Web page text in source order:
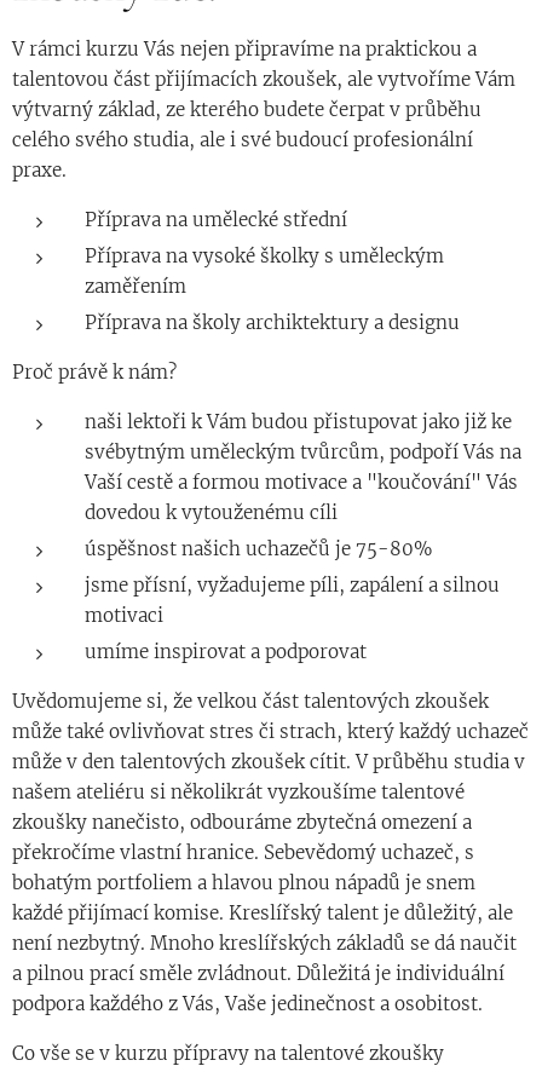
V rámci kurzu Vás nejen připravíme na praktickou a
talentovou část přijímacích zkoušek, ale vytvoříme Vám
výtvarný základ, ze kterého budete čerpat v průběhu
celého svého studia, ale i své budoucí profesionální
praxe.
Příprava na umělecké střední
Příprava na vysoké školky s uměleckým
zaměřením
Příprava na školy archiktektury a designu
Proč právě k nám?
naši lektoři k Vám budou přistupovat jako již ke
svébytným uměleckým tvůrcům, podpoří Vás na
Vaší cestě a formou motivace a "koučování" Vás
dovedou k vytouženému cíli
úspěšnost našich uchazečů je 75-80%
jsme přísní, vyžadujeme píli, zapálení a silnou
motivaci
umíme inspirovat a podporovat
Uvědomujeme si, že velkou část talentových zkoušek
může také ovlivňovat stres či strach, který každý uchazeč
může v den talentových zkoušek cítit. V průběhu studia v
našem ateliéru si několikrát vyzkoušíme talentové
zkoušky nanečisto, odbouráme zbytečná omezení a
překročíme vlastní hranice. Sebevědomý uchazeč, s
bohatým portfoliem a hlavou plnou nápadů je snem
každé přijímací komise. Kreslířský talent je důležitý, ale
není nezbytný. Mnoho kreslířských základů se dá naučit
a pilnou prací směle zvládnout. Důležitá je individuální
podpora každého z Vás, Vaše jedinečnost a osobitost.
Co vše se v kurzu přípravy na talentové zkoušky